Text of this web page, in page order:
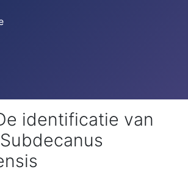
identificatie van